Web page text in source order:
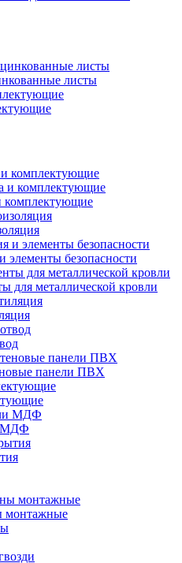
листы
комплектующие
комплектующие
элементы безопасности
для металлической кровли
панели ПВХ
МДФ
монтажные